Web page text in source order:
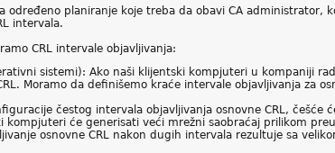
određeno planiranje koje treba da obavi CA administrator,
intervala.
CRL intervale objavljivanja:
sistemi): Ako naši klijentski kompjuteri u kompaniji
Moramo da definišemo kraće intervale objavljivanja za
čestog intervala objavljivanja osnovne CRL, češće
kompjuteri će generisati veći mrežni saobraćaj prilikom
osnovne CRL nakon dugih intervala rezultuje sa